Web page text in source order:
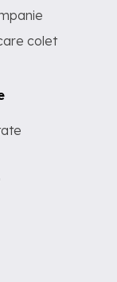
colet